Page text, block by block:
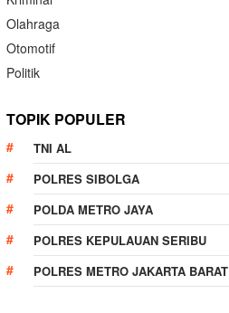
Olahraga
Otomotif
Politik
TOPIK POPULER
TNI AL
POLRES SIBOLGA
POLDA METRO JAYA
POLRES KEPULAUAN SERIBU
POLRES METRO JAKARTA BARAT